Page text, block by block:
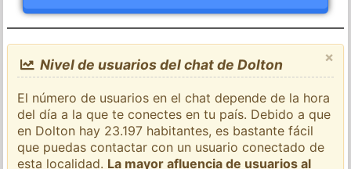
×
Nivel de usuarios del chat de Dolton
El número de usuarios en el chat depende de la hora
del día a la que te conectes en tu país. Debido a que
en Dolton hay 23.197 habitantes, es bastante fácil
que puedas contactar con un usuario conectado de
esta localidad. La mayor afluencia de usuarios al